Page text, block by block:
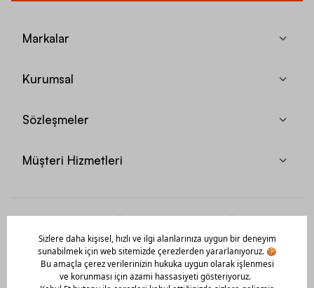
Markalar
Kurumsal
Sözleşmeler
Müşteri Hizmetleri
Mobil Uygulamamızı Hemen İndir!